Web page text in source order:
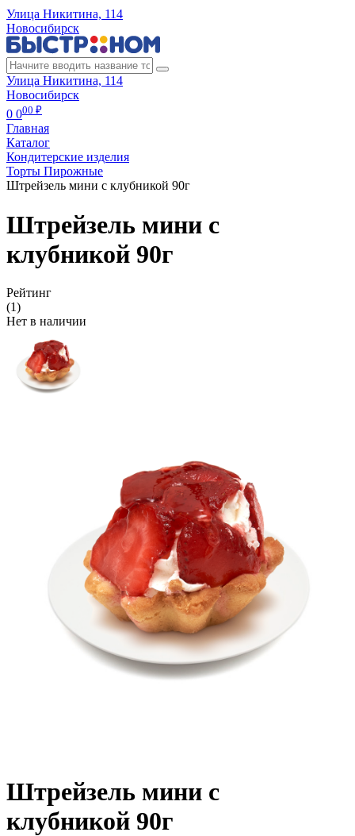
Улица Никитина, 114
Новосибирск
Улица Никитина, 114
Новосибирск
0 000 ₽
Главная
Каталог
Кондитерские изделия
Торты Пирожные
Штрейзель мини с клубникой 90г
Штрейзель мини с
клубникой 90г
Рейтинг
(1)
Нет в наличии
Штрейзель мини с
клубникой 90г